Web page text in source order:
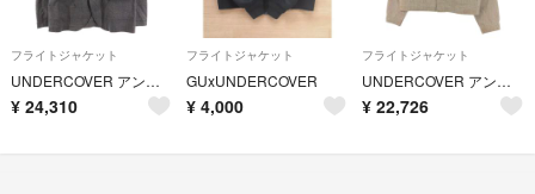
フライトジャケット
UNDERCOVER アンダーカバー Shepherd UNDERCOVER US1B4101-2 ザシェパード チェックパッカリングクルーズジャケット グレー
¥ 24,310
フライトジャケット
GUxUNDERCOVER
¥ 4,000
フライトジャケット
UNDERCOVER アンダーカバー 99SS RELIEF期 small parts ギミックデニムジャケット シャツジャケット カーキ
¥ 22,726